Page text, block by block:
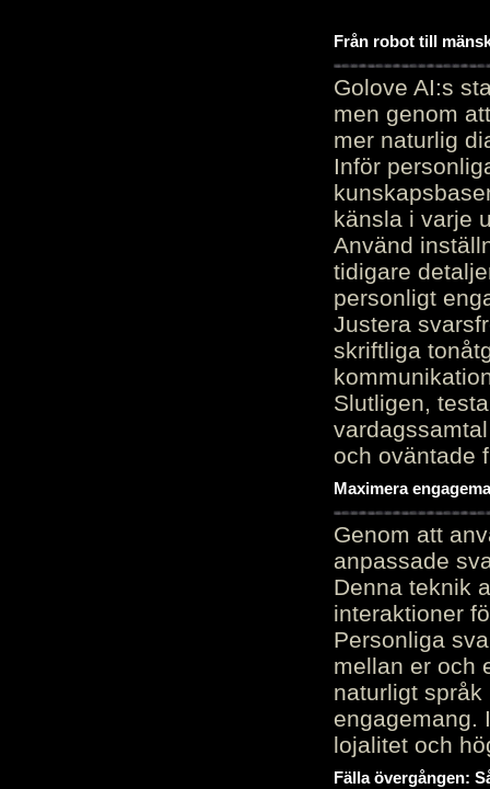
Från robot till
Golove AI:s
men genom
mer naturlig
Inför
känsla i varje
Använd
tidigare
personligt
Justera
skriftliga
Slutligen,
och oväntade
Maximera
Genom att
anpassade
Denna teknik
interaktioner
Personliga
mellan er och
naturligt
engagemang.
lojalitet och
Fälla övergången: